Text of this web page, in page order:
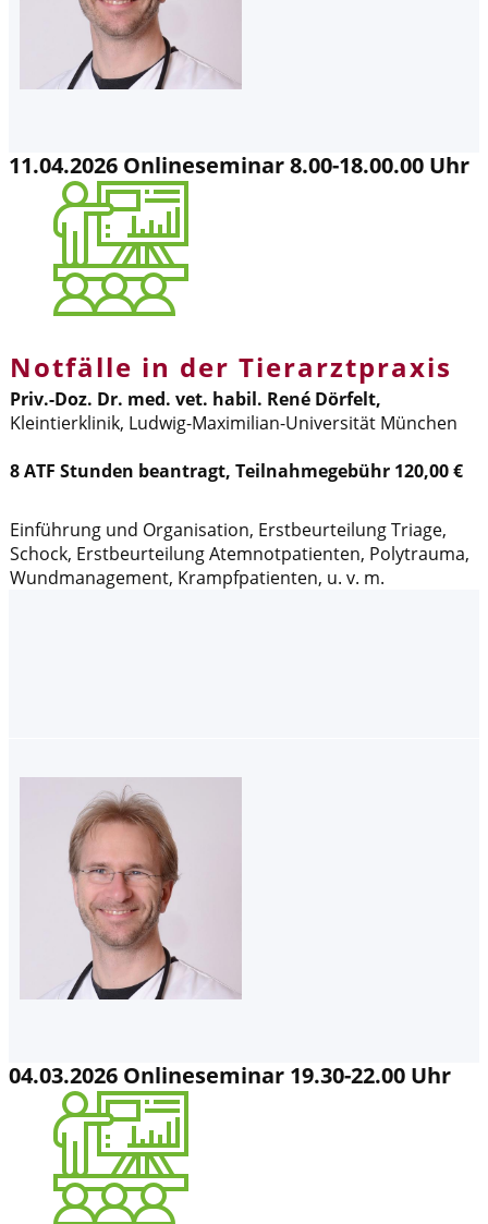
11.04.2026 Onlineseminar 8.00-18.00.00 Uhr
Notfälle in der Tierarztpraxis
Priv.-Doz. Dr. med. vet. habil. René Dörfelt,
Kleintierklinik, Ludwig-Maximilian-Universität München
8 ATF Stunden beantragt, Teilnahmegebühr 120,00 €
Einführung und Organisation, Erstbeurteilung Triage,
Schock, Erstbeurteilung Atemnotpatienten, Polytrauma,
Wundmanagement, Krampfpatienten, u. v. m.
04.03.2026 Onlineseminar 19.30-22.00 Uhr